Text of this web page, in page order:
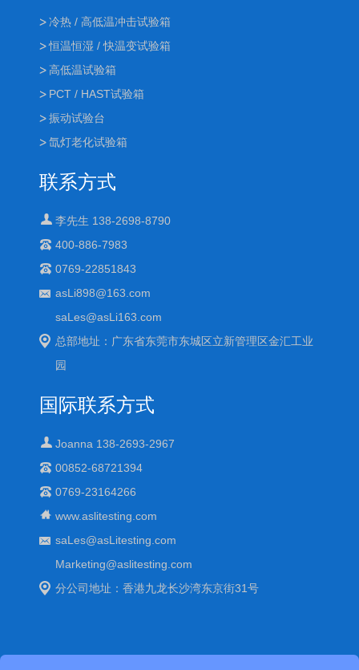
冷热 / 高低温冲击试验箱
恒温恒湿 / 快温变试验箱
高低温试验箱
PCT / HAST试验箱
振动试验台
氙灯老化试验箱
联系方式
李先生 138-2698-8790
400-886-7983
0769-22851843
asLi898@163.com
saLes@asLi163.com
总部地址：广东省东莞市东城区立新管理区金汇工业
园
国际联系方式
Joanna 138-2693-2967
00852-68721394
0769-23164266
www.aslitesting.com
saLes@asLitesting.com
Marketing@aslitesting.com
分公司地址：香港九龙长沙湾东京街31号